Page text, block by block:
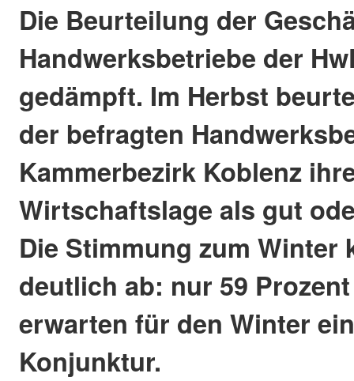
Die Beurteilung der
Handwerksbetriebe der
gedämpft. Im Herbst
der befragten
Kammerbezirk Koblenz
Wirtschaftslage als gut
Die Stimmung zum Winter
deutlich ab: nur 59
erwarten für den Winter
Konjunktur.